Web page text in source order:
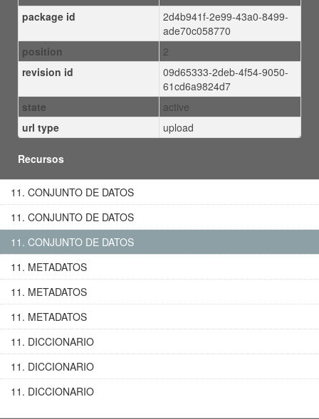
package id
2d4b941f-2e99-43a0-8499-
ade70c058770
position
2
revision id
09d65333-2deb-4f54-9050-
61cd6a9824d7
state
active
url type
upload
Recursos
11. CONJUNTO DE DATOS
11. CONJUNTO DE DATOS
11. CONJUNTO DE DATOS
11. METADATOS
11. METADATOS
11. METADATOS
11. DICCIONARIO
11. DICCIONARIO
11. DICCIONARIO